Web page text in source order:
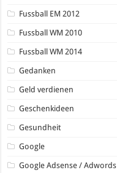
Fussball EM 2012
Fussball WM 2010
Fussball WM 2014
Gedanken
Geld verdienen
Geschenkideen
Gesundheit
Google
Google Adsense / Adwords